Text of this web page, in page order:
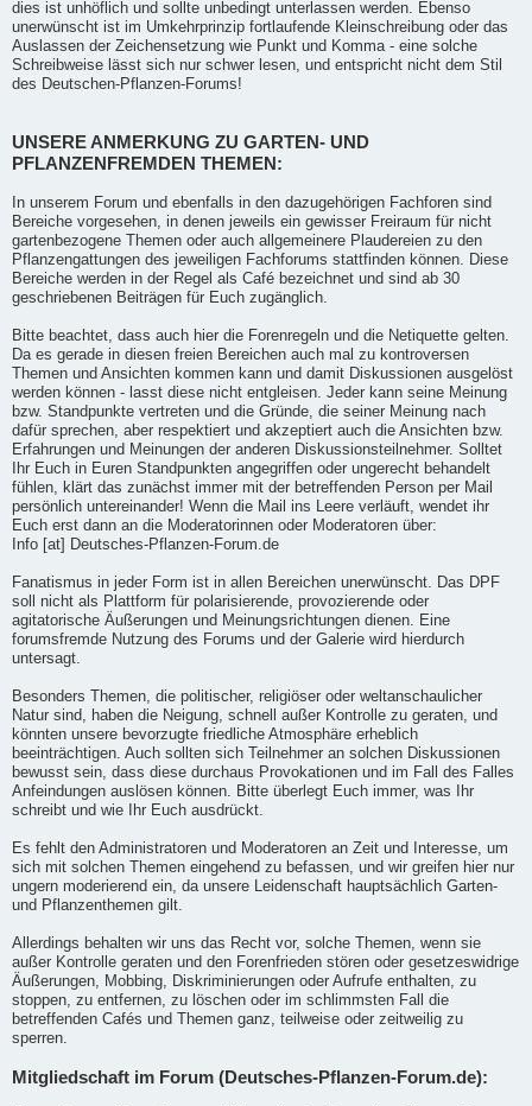
dies ist unhöflich und sollte unbedingt unterlassen werden. Ebenso
unerwünscht ist im Umkehrprinzip fortlaufende Kleinschreibung oder das
Auslassen der Zeichensetzung wie Punkt und Komma - eine solche
Schreibweise lässt sich nur schwer lesen, und entspricht nicht dem Stil
des Deutschen-Pflanzen-Forums!
UNSERE ANMERKUNG ZU GARTEN- UND
PFLANZENFREMDEN THEMEN:
In unserem Forum und ebenfalls in den dazugehörigen Fachforen sind
Bereiche vorgesehen, in denen jeweils ein gewisser Freiraum für nicht
gartenbezogene Themen oder auch allgemeinere Plaudereien zu den
Pflanzengattungen des jeweiligen Fachforums stattfinden können. Diese
Bereiche werden in der Regel als Café bezeichnet und sind ab 30
geschriebenen Beiträgen für Euch zugänglich.
Bitte beachtet, dass auch hier die Forenregeln und die Netiquette gelten.
Da es gerade in diesen freien Bereichen auch mal zu kontroversen
Themen und Ansichten kommen kann und damit Diskussionen ausgelöst
werden können - lasst diese nicht entgleisen. Jeder kann seine Meinung
bzw. Standpunkte vertreten und die Gründe, die seiner Meinung nach
dafür sprechen, aber respektiert und akzeptiert auch die Ansichten bzw.
Erfahrungen und Meinungen der anderen Diskussionsteilnehmer. Solltet
Ihr Euch in Euren Standpunkten angegriffen oder ungerecht behandelt
fühlen, klärt das zunächst immer mit der betreffenden Person per Mail
persönlich untereinander! Wenn die Mail ins Leere verläuft, wendet ihr
Euch erst dann an die Moderatorinnen oder Moderatoren über:
Info [at] Deutsches-Pflanzen-Forum.de
Fanatismus in jeder Form ist in allen Bereichen unerwünscht. Das DPF
soll nicht als Plattform für polarisierende, provozierende oder
agitatorische Äußerungen und Meinungsrichtungen dienen. Eine
forumsfremde Nutzung des Forums und der Galerie wird hierdurch
untersagt.
Besonders Themen, die politischer, religiöser oder weltanschaulicher
Natur sind, haben die Neigung, schnell außer Kontrolle zu geraten, und
könnten unsere bevorzugte friedliche Atmosphäre erheblich
beeinträchtigen. Auch sollten sich Teilnehmer an solchen Diskussionen
bewusst sein, dass diese durchaus Provokationen und im Fall des Falles
Anfeindungen auslösen können. Bitte überlegt Euch immer, was Ihr
schreibt und wie Ihr Euch ausdrückt.
Es fehlt den Administratoren und Moderatoren an Zeit und Interesse, um
sich mit solchen Themen eingehend zu befassen, und wir greifen hier nur
ungern moderierend ein, da unsere Leidenschaft hauptsächlich Garten-
und Pflanzenthemen gilt.
Allerdings behalten wir uns das Recht vor, solche Themen, wenn sie
außer Kontrolle geraten und den Forenfrieden stören oder gesetzeswidrige
Äußerungen, Mobbing, Diskriminierungen oder Aufrufe enthalten, zu
stoppen, zu entfernen, zu löschen oder im schlimmsten Fall die
betreffenden Cafés und Themen ganz, teilweise oder zeitweilig zu
sperren.
Mitgliedschaft im Forum (Deutsches-Pflanzen-Forum.de):